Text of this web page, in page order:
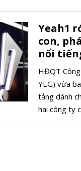
Yeah1
con,
nổi
HĐQT
YEG) vừa
tảng dành
hai công ty